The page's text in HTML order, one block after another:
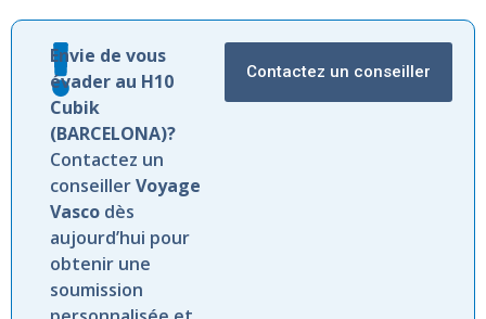
Envie de vous
évader au H10
Cubik
(BARCELONA)?
Contactez un
conseillerVoyage
Vasco dès
aujourd’hui pour
obtenir une
soumission
Contactez un conseiller